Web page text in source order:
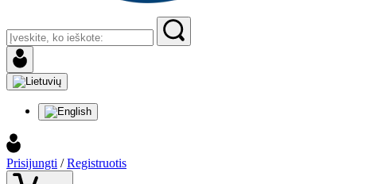
Prisijungti / Registruotis